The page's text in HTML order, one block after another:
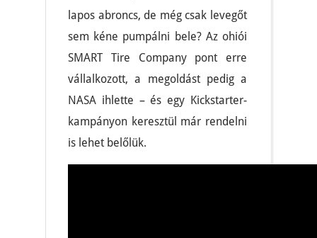
lapos abroncs, de még csak levegőt
sem kéne pumpálni bele? Az ohiói
SMART Tire Company pont erre
vállalkozott, a megoldást pedig a
NASA ihlette – és egy Kickstarter-
kampányon keresztül már rendelni
is lehet belőlük.